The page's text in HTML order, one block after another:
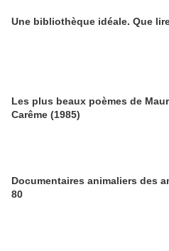
Une bibliothèque idéale. Que
Les plus beaux poèmes de
Carême (1985)
Documentaires animaliers des
80